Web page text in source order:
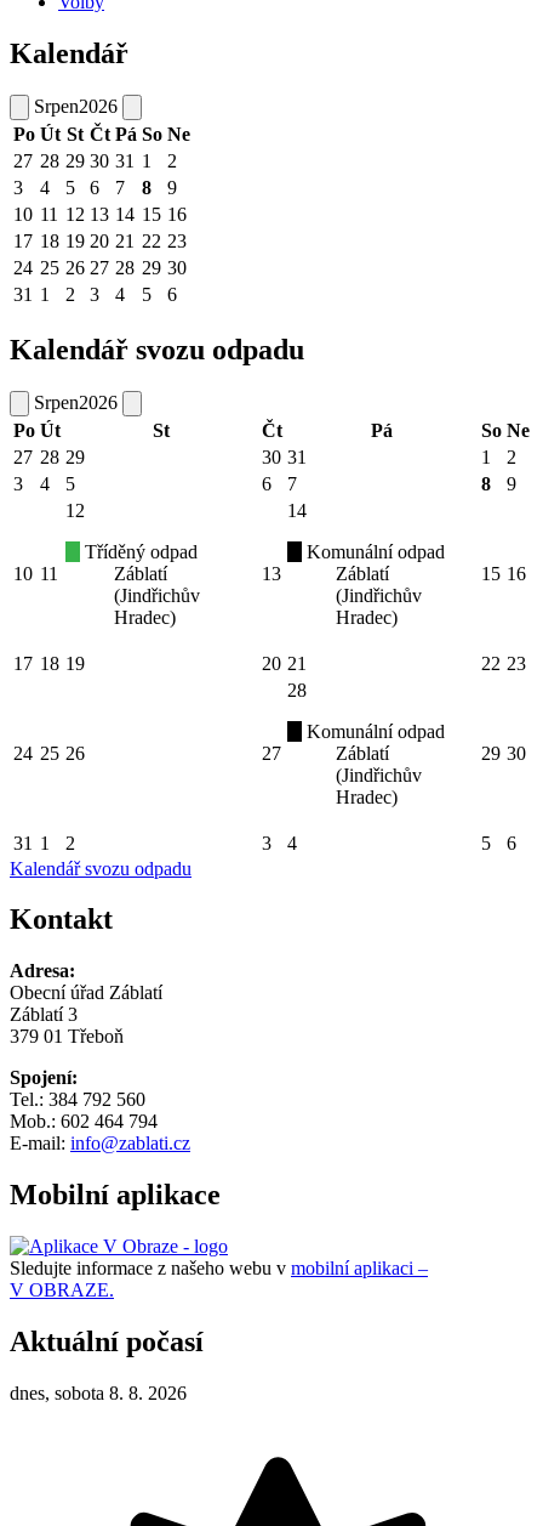
Kalendář
Srpen2026
Po Út St Čt Pá So Ne
27 28 29 30 31 1
2
3
4 5 6 7 8
9
10 11 12 13 14 15 16
17 18 19 20 21 22 23
24 25 26 27 28 29 30
31 1 2 3 4 5 6
Kalendář svozu odpadu
Srpen2026
Po Út St Čt Pá So Ne
27 28 29 30 31 1
2
3
4 5 6 7 8 9
10 11
12
Tříděný odpad
Záblatí
(Jindřichův
Hradec)
13
14
Komunální odpad
Záblatí
(Jindřichův
Hradec)
15 16
17 18 19 20 21 22 23
24 25 26 27
28
Komunální odpad
Záblatí
(Jindřichův
Hradec)
29 30
31 1 2 3 4 5
6
Kalendář svozu odpadu
Kontakt
Adresa:
Obecní úřad Záblatí
Záblatí 3
379 01 Třeboň
Spojení:
Tel.: 384 792 560
Mob.: 602 464 794
E-mail: info@zablati.cz
Mobilní aplikace
Sledujte informace z našeho webu v mobilní aplikaci –
V OBRAZE.
Aktuální počasí
dnes, sobota 8. 8. 2026